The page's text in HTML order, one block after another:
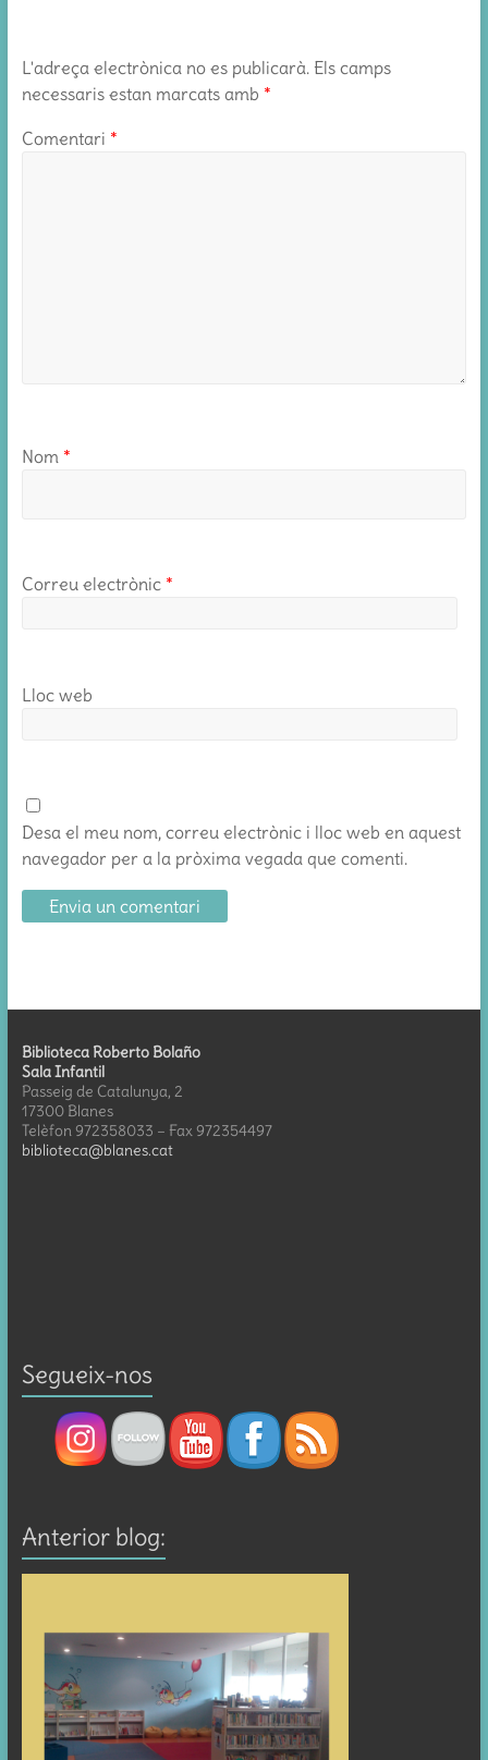
L'adreça electrònica no es publicarà. Els camps
necessaris estan marcats amb *
Comentari *
Nom *
Correu electrònic *
Lloc web
Desa el meu nom, correu electrònic i lloc web en aquest
navegador per a la pròxima vegada que comenti.
Biblioteca Roberto Bolaño
Sala Infantil
Passeig de Catalunya, 2
17300 Blanes
Telèfon 972358033 – Fax 972354497
biblioteca@blanes.cat
Segueix-nos
Anterior blog: